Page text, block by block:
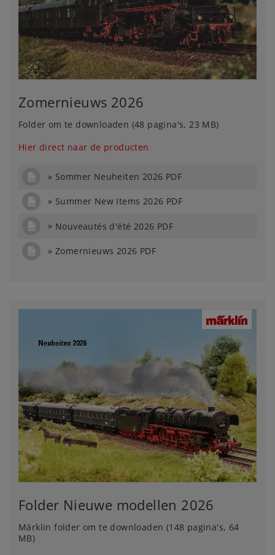
Zomernieuws 2026
Folder om te downloaden (48 pagina's, 23 MB)
Hier direct naar de producten
Sommer Neuheiten 2026 PDF
Summer New Items 2026 PDF
Nouveautés d'été 2026 PDF
Zomernieuws 2026 PDF
Folder Nieuwe modellen 2026
Märklin folder om te downloaden (148 pagina's, 64
MB)